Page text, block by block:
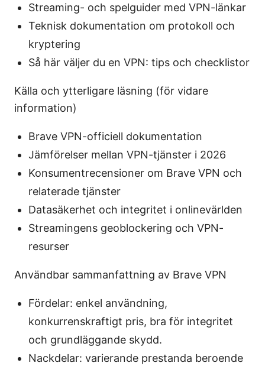
Streaming- och spelguider med VPN-länkar
Teknisk dokumentation om protokoll och
kryptering
Så här väljer du en VPN: tips och checklistor
Källa och ytterligare läsning (för vidare
information)
Brave VPN-officiell dokumentation
Jämförelser mellan VPN-tjänster i 2026
Konsumentrecensioner om Brave VPN och
relaterade tjänster
Datasäkerhet och integritet i onlinevärlden
Streamingens geoblockering och VPN-
resurser
Användbar sammanfattning av Brave VPN
Fördelar: enkel användning,
konkurrenskraftigt pris, bra för integritet
och grundläggande skydd.
Nackdelar: varierande prestanda beroende